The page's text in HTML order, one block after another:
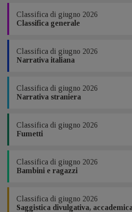
Classifica di giugno 2026
Classifica generale
Classifica di giugno 2026
Narrativa italiana
Classifica di giugno 2026
Narrativa straniera
Classifica di giugno 2026
Fumetti
Classifica di giugno 2026
Bambini e ragazzi
Classifica di giugno 2026
Saggistica divulgativa,